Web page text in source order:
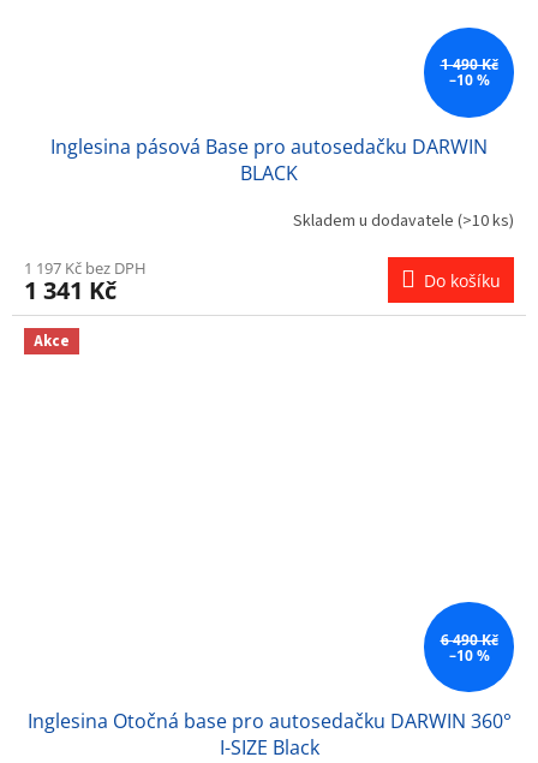
1 490 Kč
–10 %
Inglesina pásová Base pro autosedačku DARWIN
BLACK
Skladem u dodavatele (>10 ks)
1 197 Kč bez DPH
1 341 Kč Do košíku
Akce
6 490 Kč
–10 %
Inglesina Otočná base pro autosedačku DARWIN 360°
I-SIZE Black